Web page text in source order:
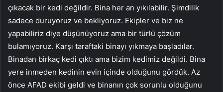
çıkacak bir kedi değildir. Bina her an yıkılabilir. Şimdilik
sadece duruyoruz ve bekliyoruz. Ekipler ve biz ne
yapabiliriz diye düşünüyoruz ama bir türlü çözüm
bulamıyoruz. Karşı taraftaki binayı yıkmaya başladılar.
Binadan birkaç kedi çıktı ama bizim kedimiz değildi. Bina
yere inmeden kedinin evin içinde olduğunu gördük. Az
önce AFAD ekibi geldi ve binanın çok sorunlu olduğunu